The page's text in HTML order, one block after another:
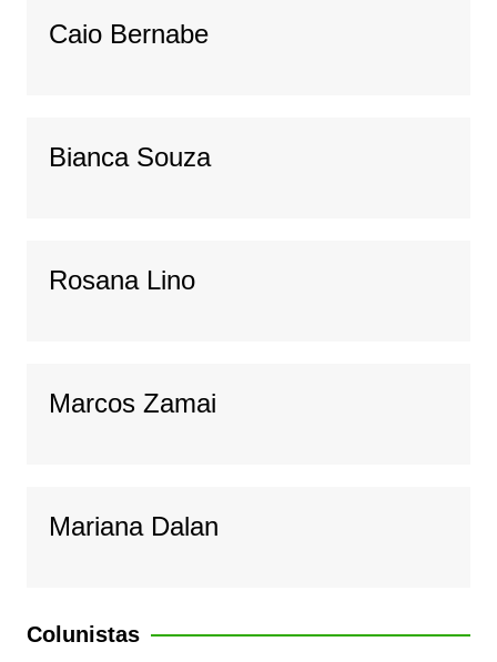
Caio Bernabe
Bianca Souza
Rosana Lino
Marcos Zamai
Mariana Dalan
Colunistas